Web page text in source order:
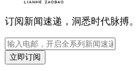
订阅新闻速递，洞悉时代脉搏。
立即订阅